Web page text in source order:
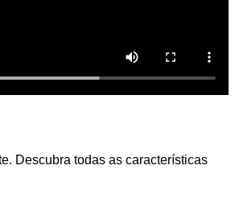
Descubra todas as características